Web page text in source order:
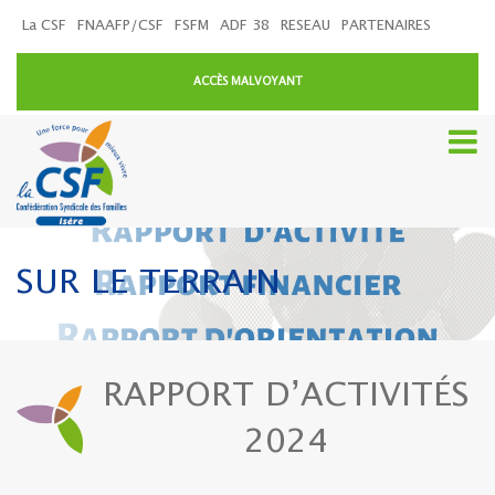
La CSF FNAAFP/CSF FSFM ADF 38 RESEAU PARTENAIRES
ACCÈS MALVOYANT
SUR LE TERRAIN
RAPPORT D’ACTIVITÉS
2024